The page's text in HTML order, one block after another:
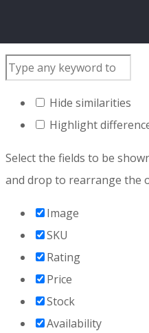
Hide similarities
Highlight
Select the fields to be
and drop to rearrange the
Image
SKU
Rating
Price
Stock
Availability